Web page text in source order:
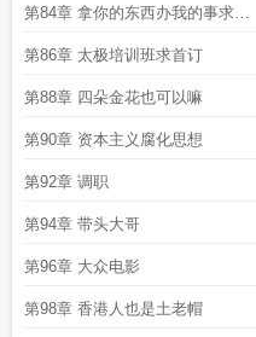
第84章 拿你的东西办我的事求首
订
第86章 太极培训班求首订
第88章 四朵金花也可以嘛
第90章 资本主义腐化思想
第92章 调职
第94章 带头大哥
第96章 大众电影
第98章 香港人也是土老帽